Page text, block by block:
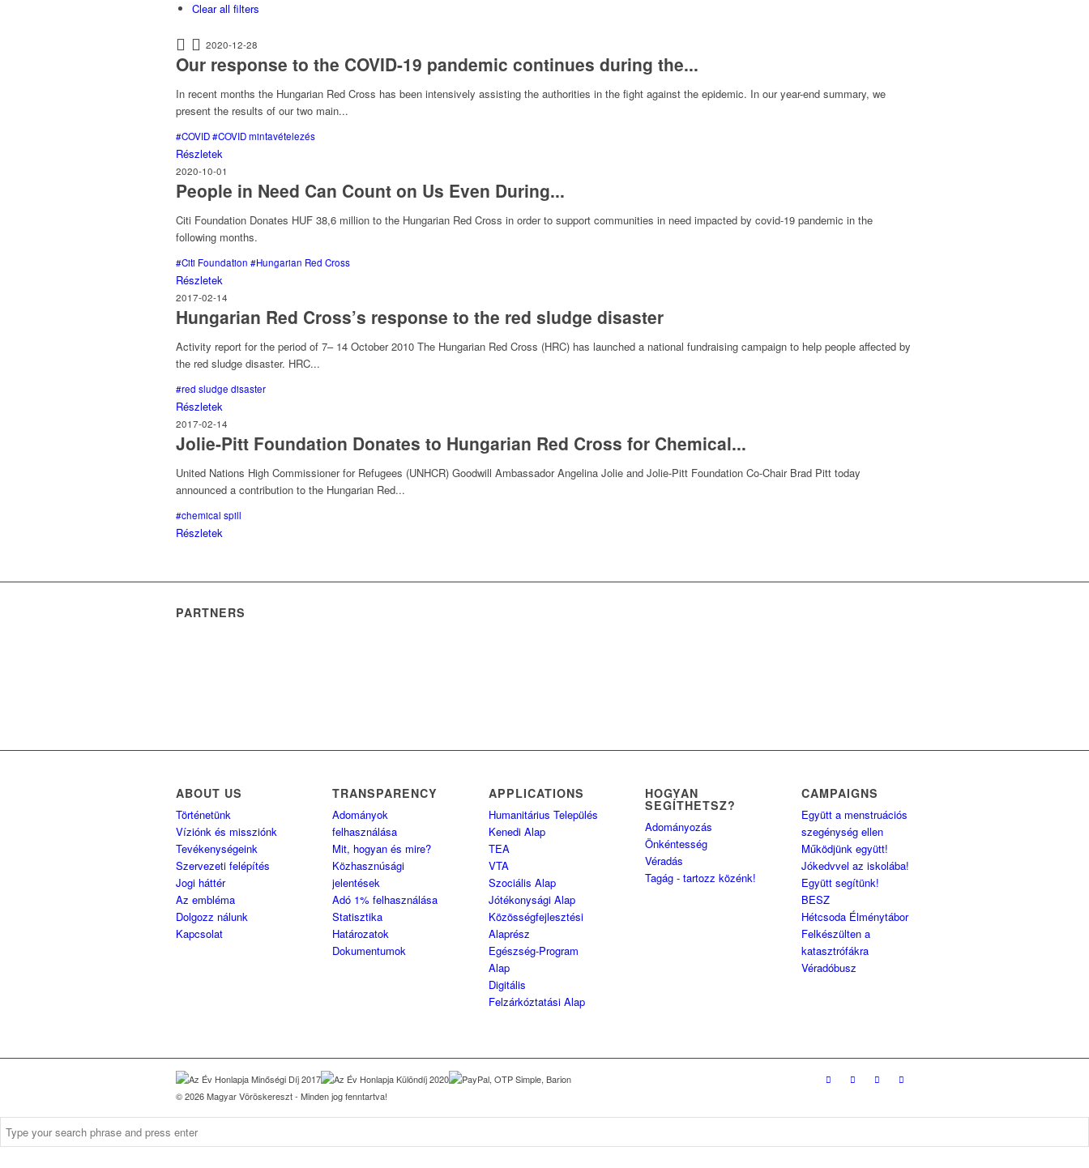
Clear all filters
2020-12-28
Our response to the COVID-19 pandemic continues during the...
In recent months the Hungarian Red Cross has been intensively assisting the authorities in the fight against the epidemic. In our year-end summary, we
present the results of our two main...
#COVID#COVID mintavételezés
Részletek
2020-10-01
People in Need Can Count on Us Even During...
Citi Foundation Donates HUF 38,6 million to the Hungarian Red Cross in order to support communities in need impacted by covid-19 pandemic in the
following months.
#Citi Foundation #Hungarian Red Cross
Részletek
2017-02-14
Hungarian Red Cross’s response to the red sludge disaster
Activity report for the period of 7– 14 October 2010 The Hungarian Red Cross (HRC) has launched a national fundraising campaign to help people affected by
the red sludge disaster. HRC...
#red sludge disaster
Részletek
2017-02-14
Jolie-Pitt Foundation Donates to Hungarian Red Cross for Chemical...
United Nations High Commissioner for Refugees (UNHCR) Goodwill Ambassador Angelina Jolie and Jolie-Pitt Foundation Co-Chair Brad Pitt today
announced a contribution to the Hungarian Red...
#chemical spill
Részletek
PARTNERS
ABOUT US
Történetünk
Víziónk és missziónk
Tevékenységeink
Szervezeti felépítés
Jogi háttér
Az embléma
Dolgozz nálunk
Kapcsolat
TRANSPARENCY
Adományok
felhasználása
Mit, hogyan és mire?
Közhasznúsági
jelentések
Adó 1% felhasználása
Statisztika
Határozatok
Dokumentumok
APPLICATIONS
Humanitárius Település
Kenedi Alap
TEA
VTA
Szociális Alap
Jótékonysági Alap
Közösségfejlesztési
Alaprész
Egészség-Program
Alap
Digitális
Felzárkóztatási Alap
HOGYAN
SEGÍTHETSZ?
Adományozás
Önkéntesség
Véradás
Tagág - tartozz közénk!
CAMPAIGNS
Együtt a menstruációs
szegénység ellen
Működjünk együtt!
Jókedvvel az iskolába!
Együtt segítünk!
BESZ
Hétcsoda Élménytábor
Felkészülten a
katasztrófákra
Véradóbusz
© 2026 Magyar Vöröskereszt - Minden jog fenntartva!